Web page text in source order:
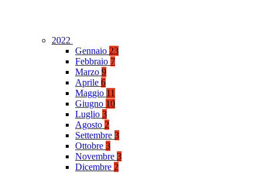
2022
Gennaio 23
Febbraio 7
Marzo 9
Aprile 6
Maggio 11
Giugno 10
Luglio 3
Agosto 2
Settembre 3
Ottobre 3
Novembre 3
Dicembre 2